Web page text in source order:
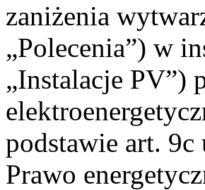
zaniżenia
„Polecenia”) w
„Instalacje PV”)
podstawie art.
Prawo